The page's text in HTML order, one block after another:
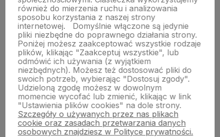
polityce prywatności
O NAS
również do mierzenia ruchu i analizowania
sposobu korzystania z naszej strony
internetowej.
Domyślnie włączone są jedynie
pliki niezbędne do poprawnego działania strony.
Poniżej możesz zaakceptować wszystkie rodzaje
plików, klikając "Zaakceptuj wszystkie", lub
odmówić ich używania (z wyjątkiem
niezbędnych). Możesz też dostosować pliki do
swoich potrzeb, wybierając "Dostosuj zgody".
Udzieloną zgodę możesz w dowolnym
momencie wycofać lub zmienić, klikając w link
"Ustawienia plików cookies" na dole strony.
Szczegóły o używanych przez nas plikach
cookie oraz zasadach przetwarzania danych
osobowych znajdziesz w Polityce prywatności.